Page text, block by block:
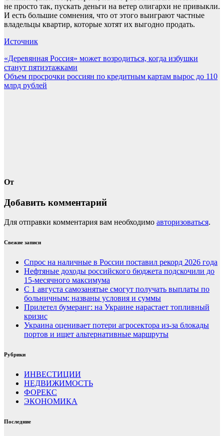
не просто так, пускать деньги на ветер олигархи не привыкли.
И есть большие сомнения, что от этого выиграют частные
владельцы квартир, которые хотят их выгодно продать.
Источник
Навигация
по
записям
«Деревянная Россия» может возродиться, когда избушки
станут пятиэтажками
Объем просрочки россиян по кредитным картам вырос до 110
млрд рублей
От
Добавить комментарий
Для отправки комментария вам необходимо авторизоваться.
Свежие записи
Спрос на наличные в России поставил рекорд 2026 года
Нефтяные доходы российского бюджета подскочили до
15-месячного максимума
С 1 августа самозанятые смогут получать выплаты по
больничным: названы условия и суммы
Прилетел бумеранг: на Украине нарастает топливный
кризис
Украина оценивает потери агросектора из-за блокады
портов и ищет альтернативные маршруты
Рубрики
ИНВЕСТИЦИИ
НЕДВИЖИМОСТЬ
ФОРЕКС
ЭКОНОМИКА
Последние